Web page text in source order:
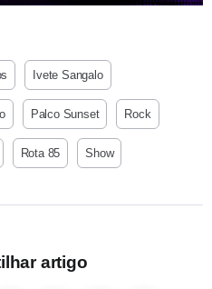
Ivete Sangalo
Palco Sunset Rock
Rota 85 Show
artigo